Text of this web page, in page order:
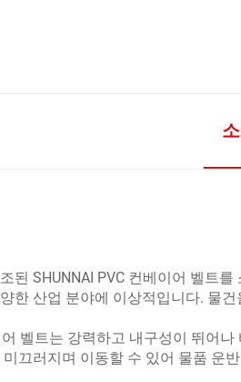
된 SHUNNAI PVC 컨베이어 벨트
한 산업 분야에 이상적입니다. 물
벨트는 강력하고 내구성이 뛰어
끄러지며 이동할 수 있어 물품 운